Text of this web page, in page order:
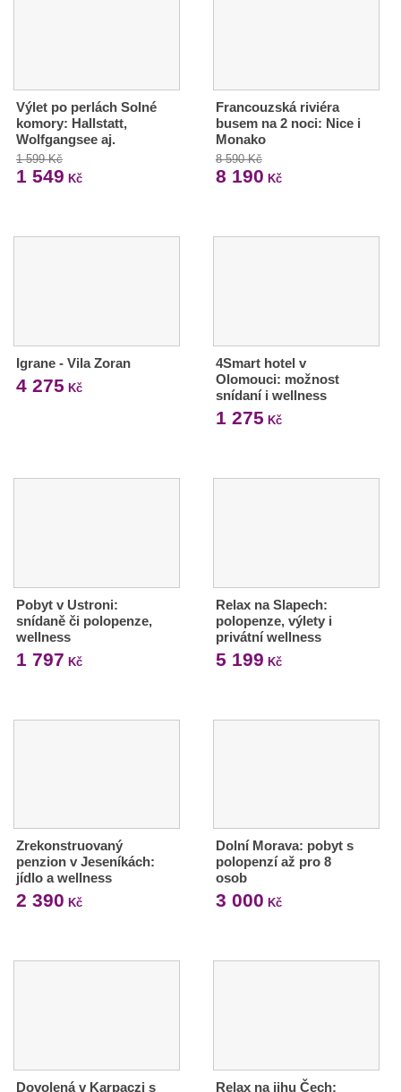
Výlet po perlách Solné
komory: Hallstatt,
Wolfgangsee aj.
1 599 Kč
1 549 Kč
Francouzská riviéra
busem na 2 noci: Nice i
Monako
8 590 Kč
8 190 Kč
Igrane - Vila Zoran
4 275 Kč
4Smart hotel v
Olomouci: možnost
snídaní i wellness
1 275 Kč
Pobyt v Ustroni:
snídaně či polopenze,
wellness
1 797 Kč
Relax na Slapech:
polopenze, výlety i
privátní wellness
5 199 Kč
Zrekonstruovaný
penzion v Jeseníkách:
jídlo a wellness
2 390 Kč
Dolní Morava: pobyt s
polopenzí až pro 8
osob
3 000 Kč
Dovolená v Karpaczi s Relax na jihu Čech: